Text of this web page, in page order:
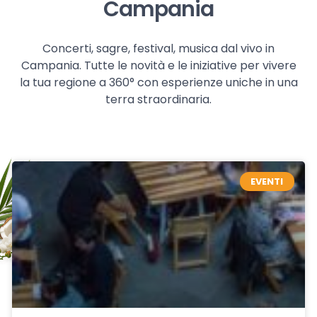
Campania
Concerti, sagre, festival, musica dal vivo in
Campania. Tutte le novità e le iniziative per vivere
la tua regione a 360° con esperienze uniche in una
terra straordinaria.
EVENTI